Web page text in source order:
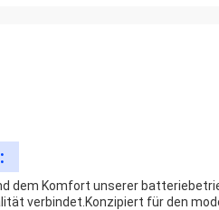
dem Komfort unserer
verbindet.Konzipiert für den